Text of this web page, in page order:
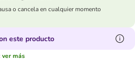
o cancela en cualquier momento
este producto
ver más